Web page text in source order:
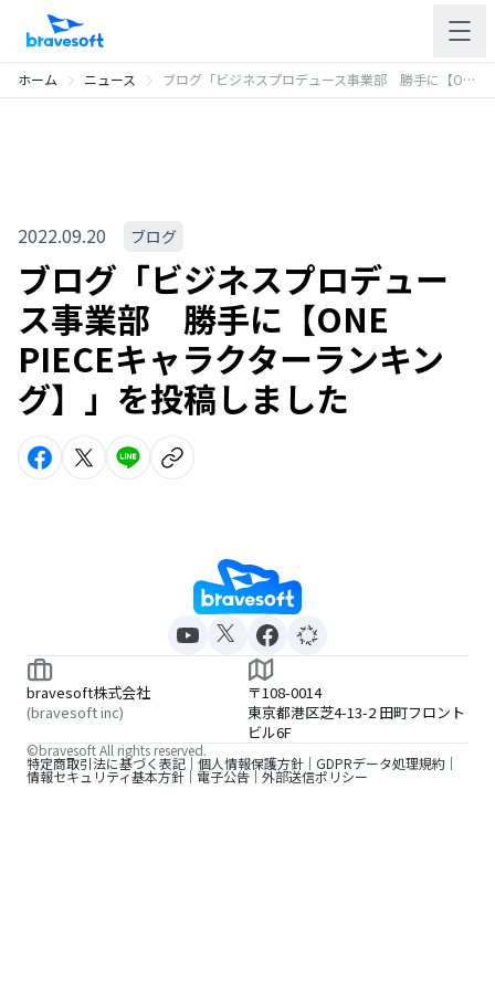
ホーム ニュース ブログ「ビジネスプロデュース事業部 勝手に【ONE PIECEキャラクターランキング】」を投稿しました
2022.09.20 ブログ
ブログ「ビジネスプロデュー
ス事業部 勝手に【ONE
PIECEキャラクターランキン
グ】」を投稿しました
bravesoft株式会社
(bravesoft inc)
〒108-0014
東京都港区芝4-13-2 田町フロント
ビル6F
特定商取引法に基づく表記 個人情報保護方針 GDPRデータ処理規約
情報セキュリティ基本方針 電子公告 外部送信ポリシー
©bravesoft All rights reserved.